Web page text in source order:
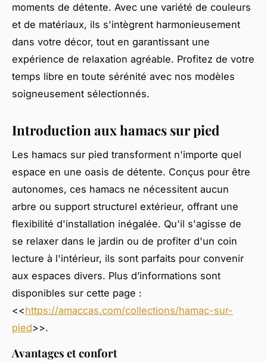
moments de détente. Avec une variété de couleurs
et de matériaux, ils s'intègrent harmonieusement
dans votre décor, tout en garantissant une
expérience de relaxation agréable. Profitez de votre
temps libre en toute sérénité avec nos modèles
soigneusement sélectionnés.
Introduction aux hamacs sur pied
Les hamacs sur pied transforment n'importe quel
espace en une oasis de détente. Conçus pour être
autonomes, ces hamacs ne nécessitent aucun
arbre ou support structurel extérieur, offrant une
flexibilité d'installation inégalée. Qu'il s'agisse de
se relaxer dans le jardin ou de profiter d'un coin
lecture à l'intérieur, ils sont parfaits pour convenir
aux espaces divers. Plus d’informations sont
disponibles sur cette page :
<<https://amaccas.com/collections/hamac-sur-
pied>>.
Avantages et confort